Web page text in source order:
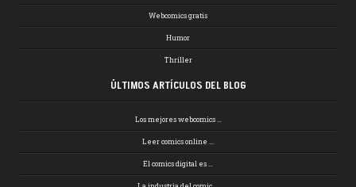
Webcomics gratis
Humor
Thriller
ÚLTIMOS ARTÍCULOS DEL BLOG
Los mejores webcomics …
Leer comics online …
El comics digital es …